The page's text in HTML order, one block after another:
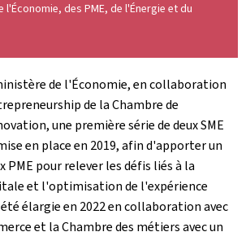
l'Économie, des PME, de l'Énergie et du
de l'Économie, en collaboration
de la Chambre de
une première série de deux SME
en place en 2019, afin d'apporter un
PME pour relever les défis liés à la
et l'optimisation de l'expérience
élargie en 2022 en collaboration avec
et la Chambre des métiers avec un